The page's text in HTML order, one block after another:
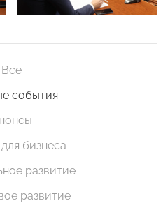
Все
события
бизнеса
развитие
развитие